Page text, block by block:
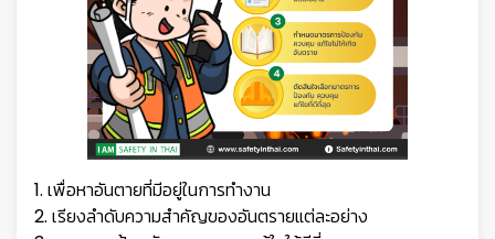
1. เพื่อหาอันตายที่มีอยู่ในการทำงาน
2. เรียงลำดับความสำคัญของอันตรายแต่ละอย่าง